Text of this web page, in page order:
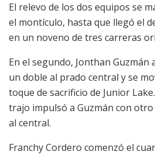
El relevo de los dos equipos se
el montículo, hasta que llegó el
en un noveno de tres carreras
En el segundo, Jonthan Guzmán
un doble al prado central y se
toque de sacrificio de Junior
trajo impulsó a Guzmán con
al central.
Franchy Cordero comenzó el